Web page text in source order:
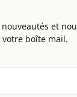
et
boîte mail.